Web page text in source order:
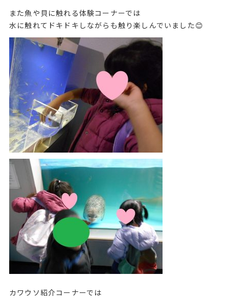
また魚や貝に触れる体験コーナーでは
水に触れてドキドキしながらも触り楽しんでいました😊
カワウソ紹介コーナーでは